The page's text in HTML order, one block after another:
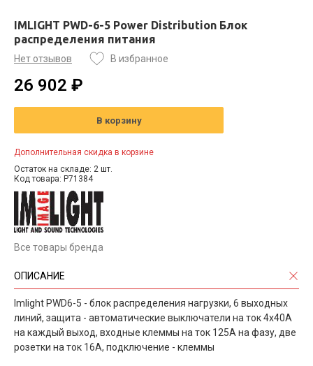
IMLIGHT PWD-6-5 Power Distribution Блок
распределения питания
Нет отзывов В избранное
26 902 ₽
В корзину
Дополнительная скидка в корзине
Остаток на складе: 2 шт.
Код товара: P71384
Все товары бренда
ОПИСАНИЕ
Imlight PWD6-5 - блок распределения нагрузки, 6 выходных
линий, защита - автоматические выключатели на ток 4x40А
на каждый выход, входные клеммы на ток 125А на фазу, две
розетки на ток 16А, подключение - клеммы